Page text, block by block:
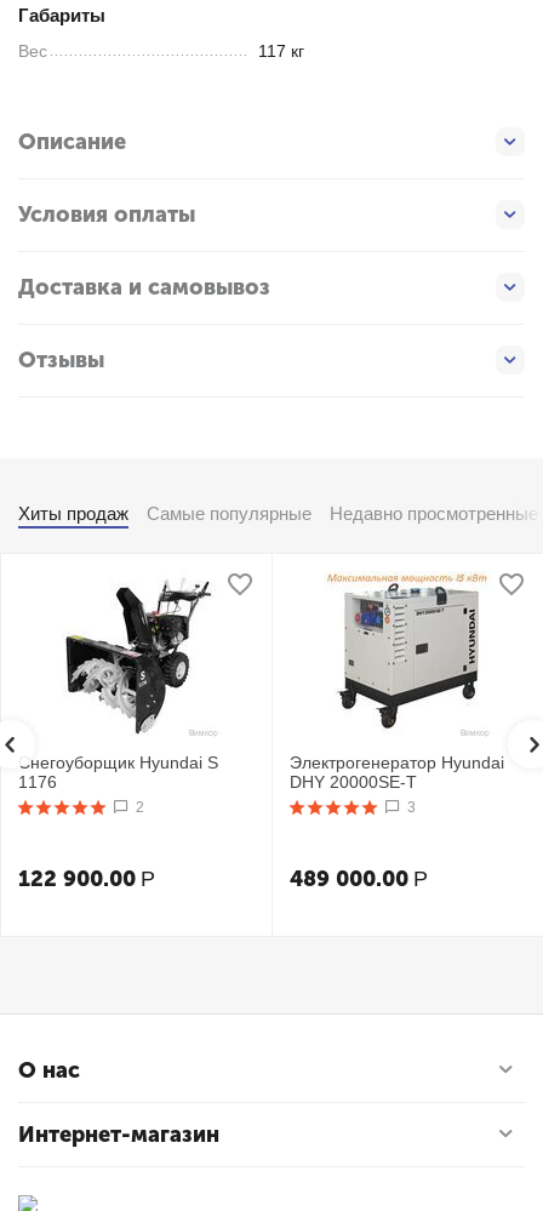
Габариты
Вес 117 кг
Описание
Условия оплаты
Доставка и самовывоз
Отзывы
Хиты продаж Самые популярные Недавно просмотренные
Снегоуборщик Hyundai S
1176
2
122 900.00 Р
Электрогенератор Hyundai
DHY 20000SE-T
3
489 000.00 Р
О нас
Интернет-магазин